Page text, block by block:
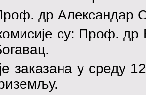
др Александар
су: Проф.
заказана у среду